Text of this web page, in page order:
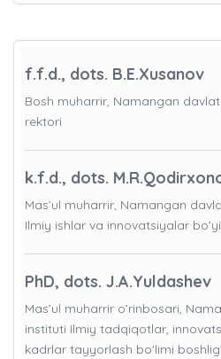
f.f.d., dots. B.E.Xusanov
Bosh muharrir, Namangan
rektori
k.f.d., dots.
Mas’ul muharrir, Namangan
Ilmiy ishlar va innovatsiyalar
PhD, dots. J.A.Yuldashev
Mas’ul muharrir o’rinbosari,
instituti Ilmiy tadqiqotlar,
kadrlar tayyorlash bo'limi